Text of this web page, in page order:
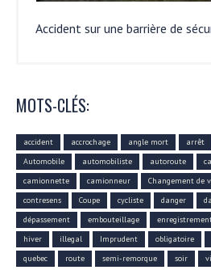
Accident sur une barrière de
MOTS-CLÉS:
accident accrochage angle mort arrêt
Automobile
automobiliste autoroute
camionnette
camionneur Changement de
contresens
Coupe cycliste danger
dépassement
embouteillage
hiver
illegal Imprudent obligatoire
quebec
route semi-remorque soir